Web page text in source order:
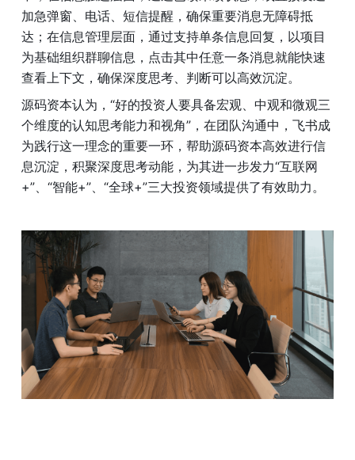
加急弹窗、电话、短信提醒，确保重要消息无障碍抵
达；在信息管理层面，通过支持单条信息回复，以项目
为基础组织群聊信息，点击其中任意一条消息就能快速
查看上下文，确保深度思考、判断可以高效沉淀。
源码资本认为，“好的投资人要具备宏观、中观和微观三
个维度的认知思考能力和视角”，在团队沟通中，飞书成
为践行这一理念的重要一环，帮助源码资本高效进行信
息沉淀，积聚深度思考动能，为其进一步发力“互联网
+”、“智能+”、“全球+”三大投资领域提供了有效助力。